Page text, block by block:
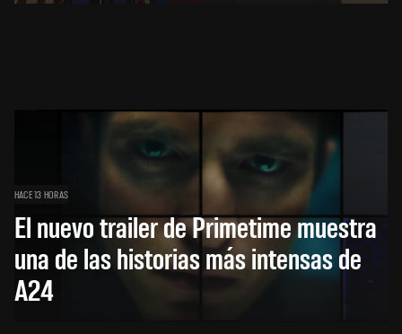
HACE 13 HORAS
El nuevo trailer de Primetime muestra
una de las historias más intensas de
A24